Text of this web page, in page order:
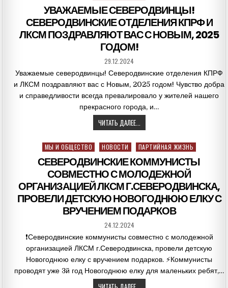
in
УВАЖАЕМЫЕ СЕВЕРОДВИНЦЫ!
СЕВЕРОДВИНСКИЕ ОТДЕЛЕНИЯ КПРФ И
ЛКСМ ПОЗДРАВЛЯЮТ ВАС С НОВЫМ, 2025
ГОДОМ!
29.12.2024
Уважаемые северодвинцы! Северодвинские отделения КПРФ
и ЛКСМ поздравляют вас с Новым, 2025 годом! Чувство добра
и справедливости всегда превалировало у жителей нашего
прекрасного города, и…
ЧИТАТЬ ДАЛЕЕ...
Posted
in
МЫ И ОБЩЕСТВО НОВОСТИ ПАРТИЙНАЯ ЖИЗНЬ
️️СЕВЕРОДВИНСКИЕ КОММУНИСТЫ
СОВМЕСТНО С МОЛОДЕЖНОЙ
ОРГАНИЗАЦИЕЙ ЛКСМ Г.СЕВЕРОДВИНСКА,
ПРОВЕЛИ ДЕТСКУЮ НОВОГОДНЮЮ ЕЛКУ С
ВРУЧЕНИЕМ ПОДАРКОВ
24.12.2024
❗️Северодвинские коммунисты совместно с молодежной
организацией ЛКСМ г.Северодвинска, провели детскую
Новогоднюю елку с вручением подарков. ⚡️Коммунисты
проводят уже 3й год Новогоднюю елку для маленьких ребят,…